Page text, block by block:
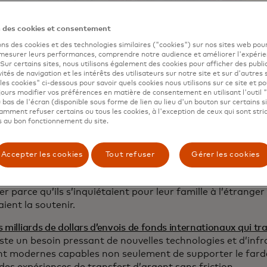
Duc Thành, à l'extrême gauche, avec sa famille élargie
à l’étranger afin de subvenir aux besoins de leur
rapport de Mastercard sur les paiements sans
consommateurs interrogés en Asie-Pacifique ont
parce qu’ils s’inquiétaient pour leur famille à l’étranger
la soutenir.
milliards de dollars d’envois de fonds internationaux qui
un besoin pressant de nouvelles technologies et
modernes capables non seulement de supporter le
cookies et consentement
des cookies et des technologies similaires ("cookies") sur nos sites web
leurs performances, comprendre notre audience et améliorer
certains sites, nous utilisons également des cookies pour afficher des
de navigation et les intérêts des utilisateurs sur notre site et sur d'autres
cookies" ci-dessous pour savoir quels cookies nous utilisons sur ce site et
modifier vos préférences en matière de consentement en utilisant l'outil
bas de l'écran (disponible sous forme de lien au lieu d'un bouton sur certains
refuser certains ou tous les cookies, à l'exception de ceux qui sont
au bon fonctionnement du site.
Accepter les cookies Tout refuser Gérer les cookies